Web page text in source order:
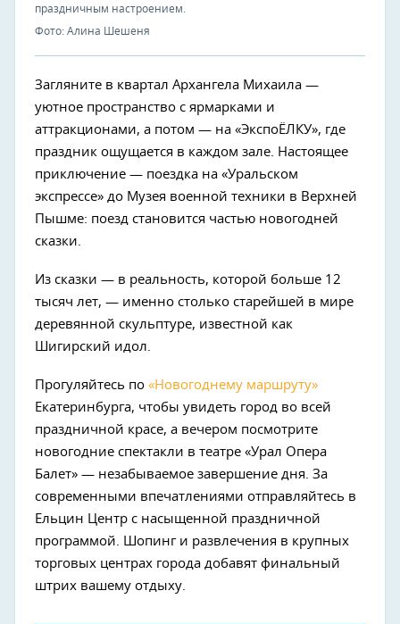
праздничным настроением.
Фото: Алина Шешеня
Загляните в квартал Архангела Михаила —
уютное пространство с ярмарками и
аттракционами, а потом — на «ЭкспоЁЛКУ», где
праздник ощущается в каждом зале. Настоящее
приключение — поездка на «Уральском
экспрессе» до Музея военной техники в Верхней
Пышме: поезд становится частью новогодней
сказки.
Из сказки — в реальность, которой больше 12
тысяч лет, — именно столько старейшей в мире
деревянной скульптуре, известной как
Шигирский идол.
Прогуляйтесь по «Новогоднему маршруту»
Екатеринбурга, чтобы увидеть город во всей
праздничной красе, а вечером посмотрите
новогодние спектакли в театре «Урал Опера
Балет» — незабываемое завершение дня. За
современными впечатлениями отправляйтесь в
Ельцин Центр с насыщенной праздничной
программой. Шопинг и развлечения в крупных
торговых центрах города добавят финальный
штрих вашему отдыху.